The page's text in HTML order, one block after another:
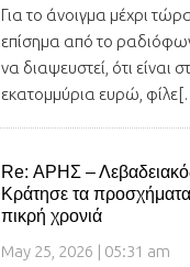
Για το άνοιγμα μέχρι
επίσημα από το
να διαψευστεί, ότι είναι
εκατομμύρια ευρώ,
Re: ΑΡΗΣ –
Κράτησε τα
πικρή χρονιά
May 25, 2026 | 05:31 am